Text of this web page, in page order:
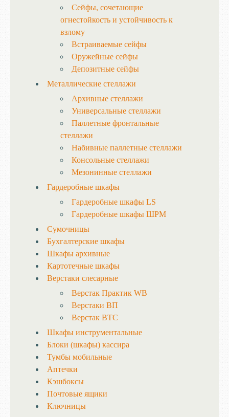
Сейфы, сочетающие
огнестойкость и устойчивость к
взлому
Встраиваемые сейфы
Оружейные сейфы
Депозитные сейфы
Металлические стеллажи
Архивные стеллажи
Универсальные стеллажи
Паллетные фронтальные
стеллажи
Набивные паллетные стеллажи
Консольные стеллажи
Мезонинные стеллажи
Гардеробные шкафы
Гардеробные шкафы LS
Гардеробные шкафы ШРМ
Сумочницы
Бухгалтерские шкафы
Шкафы архивные
Картотечные шкафы
Верстаки слесарные
Верстак Практик WB
Верстаки ВП
Верстак ВТС
Шкафы инструментальные
Блоки (шкафы) кассира
Тумбы мобильные
Аптечки
Кэшбоксы
Почтовые ящики
Ключницы